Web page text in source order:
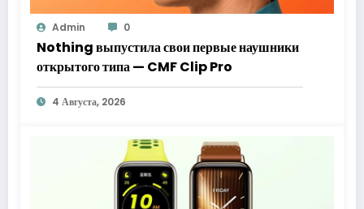
Admin 0
Nothing выпустила свои первые наушники
открытого типа — CMF Clip Pro
4 Августа, 2026